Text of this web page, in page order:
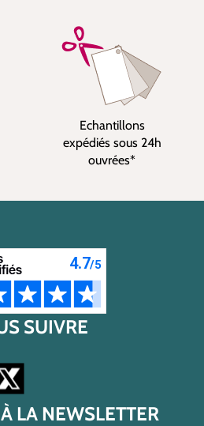
Echantillons
expédiés sous 24h
ouvrées*
SUIVRE
Instagram
page Facebook
à notre compte Pinterest
Accéder à notre compte Twitter/X
LA NEWSLETTER